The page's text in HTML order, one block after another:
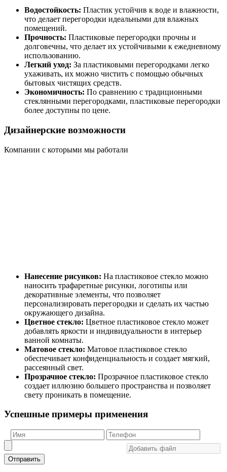
Водостойкость: Пластик устойчив к воде и влажности,
что делает перегородки идеальными для влажных
помещений.
Прочность: Пластиковые перегородки прочны и
долговечны, что делает их устойчивыми к ежедневному
использованию.
Легкий уход: За пластиковыми перегородками легко
ухаживать, их можно чистить с помощью обычных
бытовых чистящих средств.
Экономичность: По сравнению с традиционными
стеклянными перегородками, пластиковые перегородки
более доступны по цене.
Дизайнерские возможности
Компании с которыми мы работали
Нанесение рисунков: На пластиковое стекло можно
наносить трафаретные рисунки, логотипы или
декоративные элементы, что позволяет
персонализировать перегородки и сделать их частью
окружающего дизайна.
Цветное стекло: Цветное пластиковое стекло может
добавлять яркости и индивидуальности в интерьер
ванной комнаты.
Матовое стекло: Матовое пластиковое стекло
обеспечивает конфиденциальность и создает мягкий,
рассеянный свет.
Прозрачное стекло: Прозрачное пластиковое стекло
создает иллюзию большего пространства и позволяет
свету проникать в помещение.
Успешные примеры применения
Отправить